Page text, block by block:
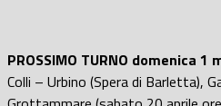
PROSSIMO TURNO domenica
Colli – Urbino (Spera di Barletta),